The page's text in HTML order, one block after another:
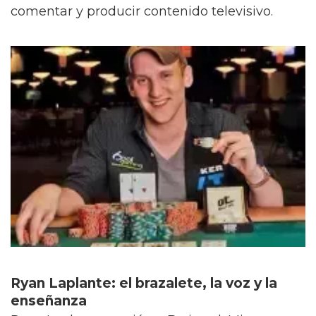
comentar y producir contenido televisivo.
Ryan Laplante: el brazalete, la voz y la
enseñanza